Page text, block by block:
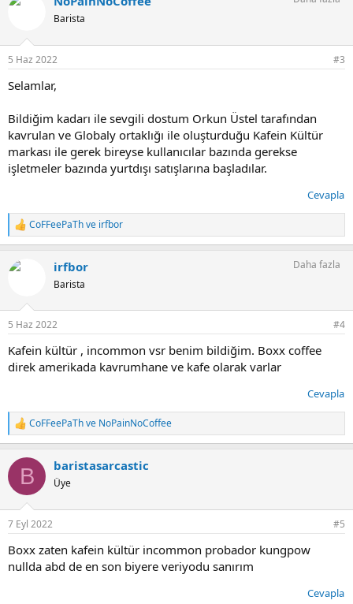
Barista
5 Haz 2022 #3
Selamlar,
Bildiğim kadarı ile sevgili dostum Orkun Üstel tarafından
kavrulan ve Globaly ortaklığı ile oluşturduğu Kafein Kültür
markası ile gerek bireyse kullanıcılar bazında gerekse
işletmeler bazında yurtdışı satışlarına başladılar.
Cevapla
T
e
k
CoFFeePaThve irfbor
irfbor
Barista
Daha fazla
5 Haz 2022 #4
Kafein kültür , incommon vsr benim bildiğim. Boxx coffee
direk amerikada kavrumhane ve kafe olarak varlar
Cevapla
T
e
k
l
CoFFeePaThve NoPainNoCoffee
B baristasarcastic
Üye
7 Eyl 2022 #5
Boxx zaten kafein kültür incommon probador kungpow
nullda abd de en son biyere veriyodu sanırım
Cevapla